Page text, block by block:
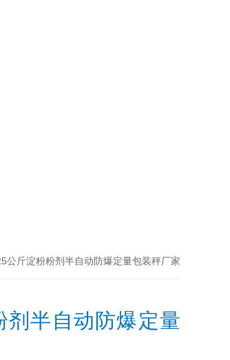
公斤淀粉粉剂半自动防爆定量包装秤厂家
剂半自动防爆定量